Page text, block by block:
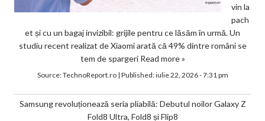
vin la
pach
et și cu un bagaj invizibil: grijile pentru ce lăsăm în urmă. Un
studiu recent realizat de Xiaomi arată că 49% dintre români se
tem de spargeri Read more »
Source:TechnoReport.ro| Published:iulie 22, 2026 - 7:31 pm
Samsung revoluționează seria pliabilă: Debutul noilor Galaxy Z
Fold8 Ultra, Fold8 și Flip8